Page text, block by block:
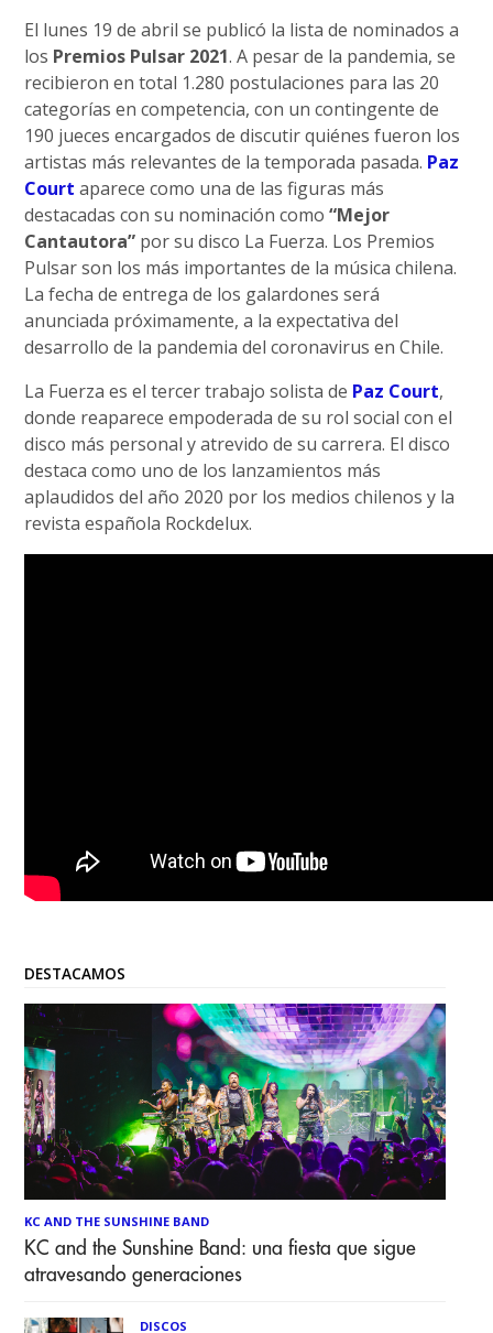
El lunes 19 de abril se publicó la lista de nominados a
los Premios Pulsar 2021. A pesar de la pandemia, se
recibieron en total 1.280 postulaciones para las 20
categorías en competencia, con un contingente de
190 jueces encargados de discutir quiénes fueron los
artistas más relevantes de la temporada pasada. Paz
Court aparece como una de las figuras más
destacadas con su nominación como“Mejor
Cantautora” por su disco La Fuerza. Los Premios
Pulsar son los más importantes de la música chilena.
La fecha de entrega de los galardones será
anunciada próximamente, a la expectativa del
desarrollo de la pandemia del coronavirus en Chile.
La Fuerza es el tercer trabajo solista de Paz Court,
donde reaparece empoderada de su rol social con el
disco más personal y atrevido de su carrera. El disco
destaca como uno de los lanzamientos más
aplaudidos del año 2020 por los medios chilenos y la
revista española Rockdelux.
DESTACAMOS
KC AND THE SUNSHINE BAND
KC and the Sunshine Band: una fiesta que sigue
atravesando generaciones
DISCOS